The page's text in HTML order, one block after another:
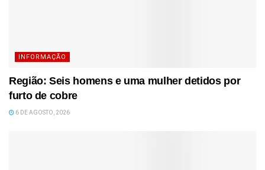
INFORMAÇÃO
Região: Seis homens e uma mulher detidos por
furto de cobre
6 DE AGOSTO, 2026